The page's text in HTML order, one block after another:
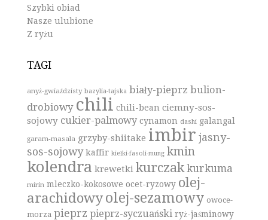
Szybki obiad
Nasze ulubione
Z ryżu
TAGI
anyż-gwiaździsty bazylia-tajska biały-pieprz bulion-
drobiowy chili chili-bean ciemny-sos-
sojowy cukier-palmowy cynamon dashi galangal
garam-masala grzyby-shiitake imbir jasny-
sos-sojowy kaffir kiełki-fasoli-mung kmin
kolendra krewetki kurczak kurkuma
mirin mleczko-kokosowe ocet-ryzowy olej-
arachidowy olej-sezamowy owoce-
morza pieprz pieprz-syczuański ryż-jaśminowy